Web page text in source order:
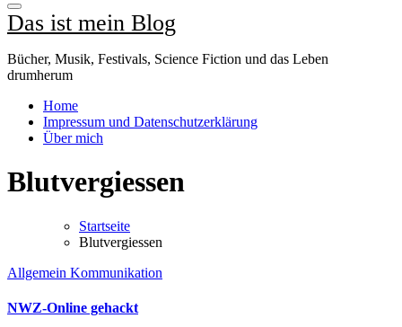
Das ist mein Blog
Bücher, Musik, Festivals, Science Fiction und das Leben
drumherum
Home
Impressum und Datenschutzerklärung
Über mich
Blutvergiessen
Startseite
Blutvergiessen
Allgemein Kommunikation
NWZ-Online gehackt